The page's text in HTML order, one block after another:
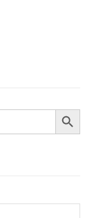
Botón de